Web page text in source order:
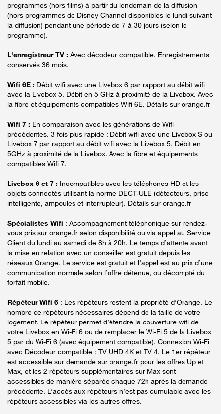
programmes (hors films) à partir du lendemain de la diffusion
(hors programmes de Disney Channel disponibles le lundi suivant
la diffusion) pendant une période de 7 à 30 jours (selon le
programme).
L'enregistreur TV : Avec décodeur compatible. Enregistrements
conservés 36 mois.
Wifi 6E : Débit wifi avec une Livebox 6 par rapport au débit wifi
avec la Livebox 5. Débit en 5 GHz à proximité de la Livebox. Avec
la fibre et équipements compatibles Wifi 6E. Détails sur orange.fr
Wifi 7 : En comparaison avec les générations de Wifi
précédentes. 3 fois plus rapide : Débit wifi avec une Livebox S ou
Livebox 7 par rapport au débit wifi avec la Livebox 5. Débit en
5GHz à proximité de la Livebox. Avec la fibre et équipements
compatibles Wifi 7.
Livebox 6 et 7 : Incompatibles avec les téléphones HD et les
objets connectés utilisant la norme DECT-ULE (détecteurs, prise
intelligente, ampoules et interrupteur). Détails sur orange.fr
Spécialistes Wifi : Accompagnement téléphonique sur rendez-
vous pris sur orange.fr selon disponibilité ou via appel au Service
Client du lundi au samedi de 8h à 20h. Le temps d’attente avant
la mise en relation avec un conseiller est gratuit depuis les
réseaux Orange. Le service est gratuit et l’appel est au prix d’une
communication normale selon l’offre détenue, ou décompté du
forfait mobile.
Répéteur Wifi 6 : Les répéteurs restent la propriété d’Orange. Le
nombre de répéteurs nécessaires dépend de la taille de votre
logement. Le répéteur permet d’étendre la couverture wifi de
votre Livebox en Wi-Fi 6 ou de remplacer le Wi-Fi 5 de la Livebox
5 par du Wi-Fi 6 (avec équipement compatible). Connexion Wi-Fi
avec Décodeur compatible : TV UHD 4K et TV 4. Le 1er répéteur
est accessible sur demande sur orange.fr pour les offres Up et
Max, et les 2 répéteurs supplémentaires sur Max sont
accessibles de manière séparée chaque 72h après la demande
précédente. L’accès aux répéteurs n’est pas cumulable avec les
répéteurs accessibles via les autres offres.